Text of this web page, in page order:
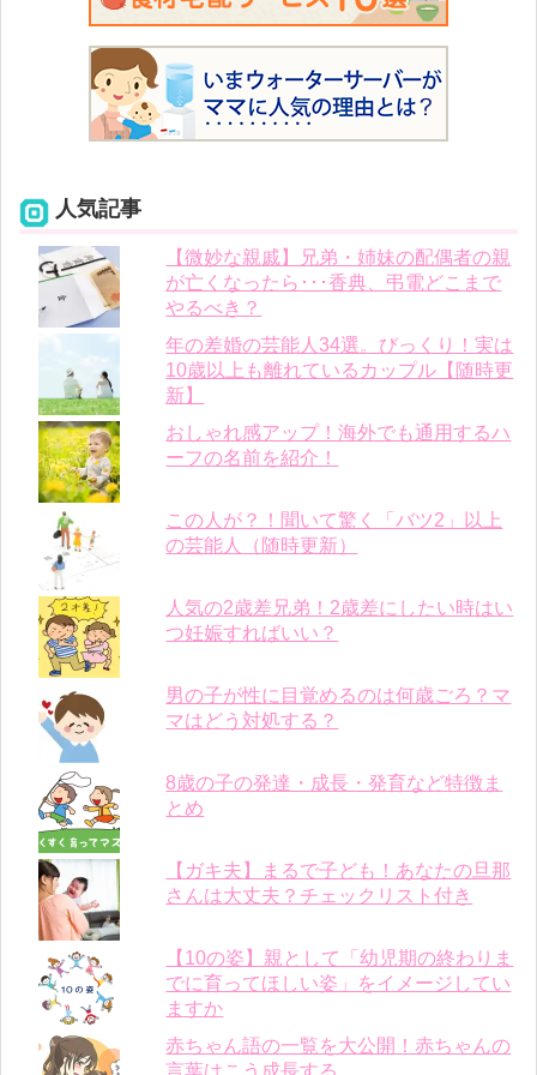
人気記事
【微妙な親戚】兄弟・姉妹の配偶者の親
が亡くなったら･･･香典、弔電どこまで
やるべき？
年の差婚の芸能人34選。びっくり！実は
10歳以上も離れているカップル【随時更
新】
おしゃれ感アップ！海外でも通用するハ
ーフの名前を紹介！
この人が？！聞いて驚く「バツ2」以上
の芸能人（随時更新）
人気の2歳差兄弟！2歳差にしたい時はい
つ妊娠すればいい？
男の子が性に目覚めるのは何歳ごろ？マ
マはどう対処する？
8歳の子の発達・成長・発育など特徴ま
とめ
【ガキ夫】まるで子ども！あなたの旦那
さんは大丈夫？チェックリスト付き
【10の姿】親として「幼児期の終わりま
でに育ってほしい姿」をイメージしてい
ますか
赤ちゃん語の一覧を大公開！赤ちゃんの
言葉はこう成長する